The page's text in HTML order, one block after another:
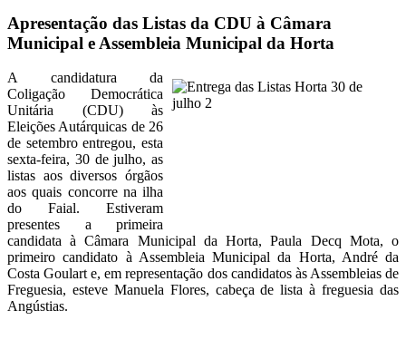
Apresentação das Listas da CDU à Câmara
Municipal e Assembleia Municipal da Horta
A candidatura da
Coligação Democrática
Unitária (CDU) às
Eleições Autárquicas de 26
de setembro entregou, esta
sexta-feira, 30 de julho, as
listas aos diversos órgãos
aos quais concorre na ilha
do Faial. Estiveram
presentes a primeira
candidata à Câmara Municipal da Horta, Paula Decq Mota, o
primeiro candidato à Assembleia Municipal da Horta, André da
Costa Goulart e, em representação dos candidatos às Assembleias de
Freguesia, esteve Manuela Flores, cabeça de lista à freguesia das
Angústias.